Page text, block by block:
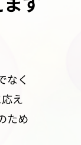
なく
え
ため